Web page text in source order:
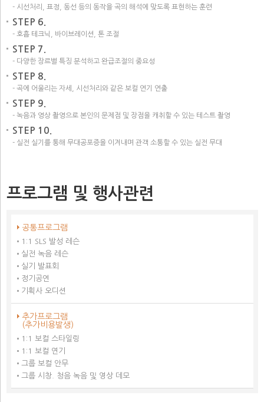
- 시선처리, 표정, 동선 등의 동작을 곡의 해석에 맞도록 표현하는 훈련
STEP 6.
- 호흡 테크닉, 바이브레이션, 톤 조절
STEP 7.
- 다양한 장르별 특징 분석하고 완급조절의 중요성
STEP 8.
- 곡에 어울리는 자세, 시선처리와 같은 보컬 연기 연출
STEP 9.
- 녹음과 영상 촬영으로 본인의 문제점 및 장점을 캐취할 수 있는 테스트 촬영
STEP 10.
- 실전 실기를 통해 무대공포증을 이겨내며 관객 소통할 수 있는 실전 무대
프로그램 및 행사관련
공통프로그램
1:1 SLS 발성 레슨
실전 녹음 레슨
실기 발표회
정기공연
기획사 오디션
추가프로그램
(추가비용발생)
1:1 보컬 스타일링
1:1 보컬 연기
그룹 보컬 안무
그룹 시창. 청음 녹음 및 영상 데모